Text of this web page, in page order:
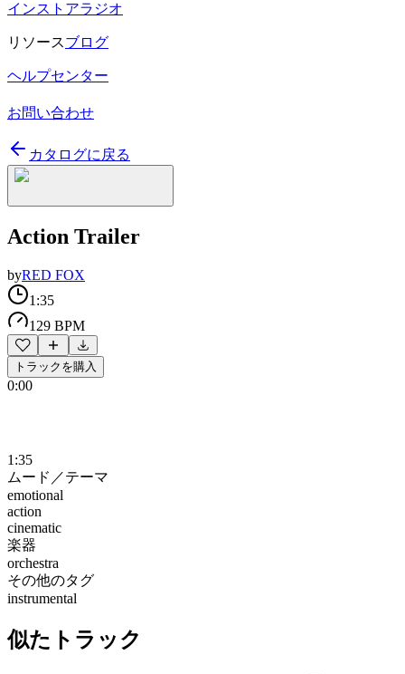
インストアラジオ
リソースブログ
ヘルプセンター
お問い合わせ
カタログに戻る
Action Trailer
byRED FOX
1:35
129 BPM
トラックを購入
0:00
1:35
ムード／テーマ
emotional
action
cinematic
楽器
orchestra
その他のタグ
instrumental
似たトラック